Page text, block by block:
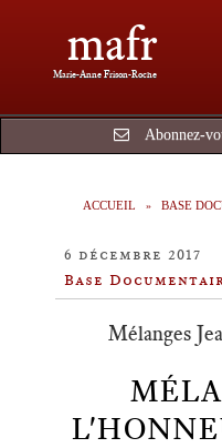
mafr
Marie-Anne Frison-Roche
Abonnez-
ACCUEIL BASE
6 décembre 2017
Base
Mélanges